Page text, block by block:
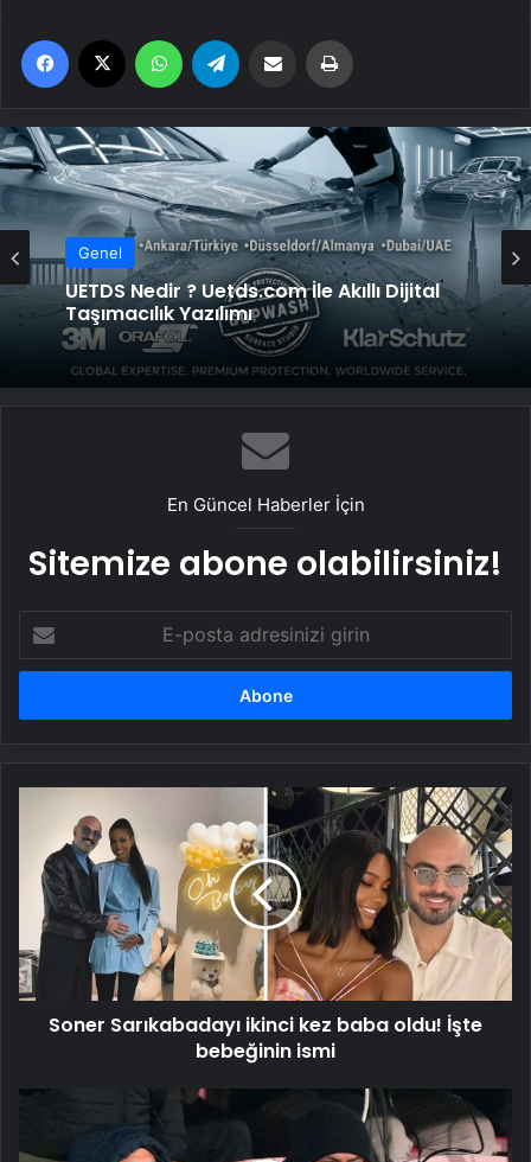
Facebook WhatsApp Email'den paylaş
Genel
UETDS Nedir ? Uetds.com İle Akıllı Dijital
Taşımacılık Yazılımı
Genel
Yeni Dünya Düzensizliği Çağında Türk Dış
Politikası ve Hakan Fidan Faktörü
En Güncel Haberler İçin
Sitemize abone olabilirsiniz!
posta
adresinizi
Sarıkabadayı
kez
baba
oldu!
İşte
bebeğinin
ismi
Soner Sarıkabadayı ikinci kez baba oldu! İşte
bebeğinin ismi
sonrası